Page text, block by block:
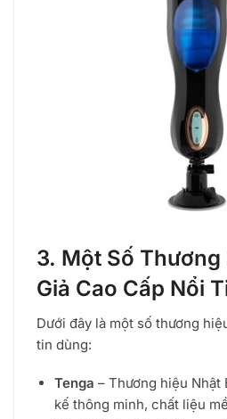
3. Một Số
Giả Cao Cấp Nổi
Dưới đây là một số thương
tin dùng:
Tenga – Thương hiệu
kế thông minh, chất liệu